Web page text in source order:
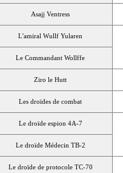
Asajj Ventress
L'amiral Wullf Yularen
Le Commandant Wollffe
Ziro le Hutt
Les droïdes de combat
Le droïde espion 4A-7
Le droïde Médecin TB-2
Le droïde de protocole TC-70